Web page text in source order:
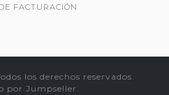
FACTURACIÓN
los derechos reservados.
por Jumpseller.